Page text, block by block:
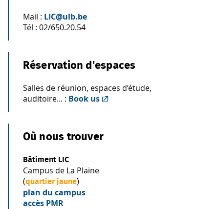
Mail : LIC@ulb.be
Tél : 02/650.20.54
Réservation d'espaces
Salles de réunion, espaces d’étude,
auditoire... : Book us
Où nous trouver
Bâtiment LIC
Campus de La Plaine
(quartier jaune)
plan du campus
accès PMR